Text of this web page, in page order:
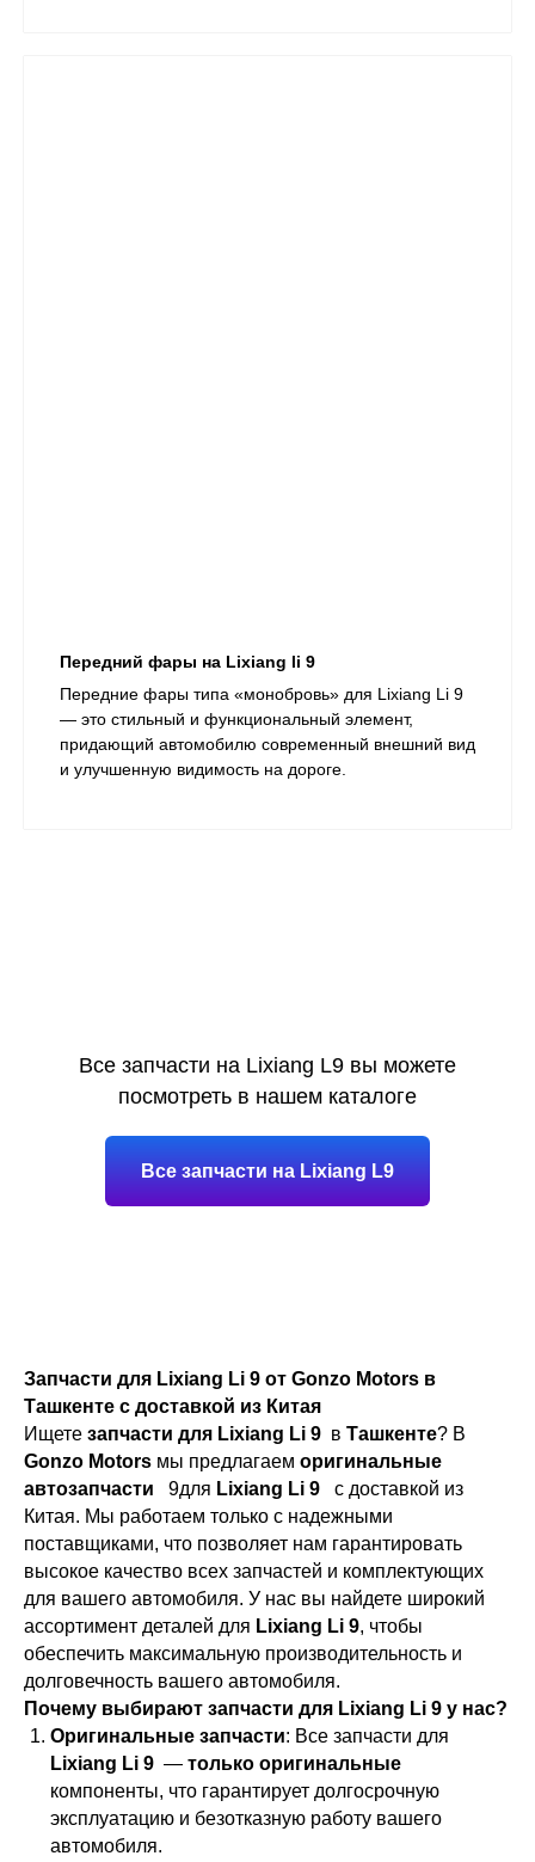
Передний фары на Lixiang li 9
Передние фары типа «монобровь» для Lixiang Li 9
— это стильный и функциональный элемент,
придающий автомобилю современный внешний вид
и улучшенную видимость на дороге.​
Все запчасти на Lixiang L9 вы можете
посмотреть в нашем каталоге
Все запчасти на Lixiang L9
Запчасти для Lixiang Li 9 от Gonzo Motors в
Ташкенте с доставкой из Китая
Ищете запчасти для Lixiang Li 9 в Ташкенте? В
Gonzo Motors мы предлагаем оригинальные
автозапчасти
9для Lixiang Li 9
с доставкой из
Китая. Мы работаем только с надежными
поставщиками, что позволяет нам гарантировать
высокое качество всех запчастей и комплектующих
для вашего автомобиля. У нас вы найдете широкий
ассортимент деталей для Lixiang Li 9, чтобы
обеспечить максимальную производительность и
долговечность вашего автомобиля.
Почему выбирают запчасти для Lixiang Li 9 у нас?
Оригинальные запчасти: Все запчасти для
Lixiang Li 9 — только оригинальные
компоненты, что гарантирует долгосрочную
эксплуатацию и безотказную работу вашего
автомобиля.